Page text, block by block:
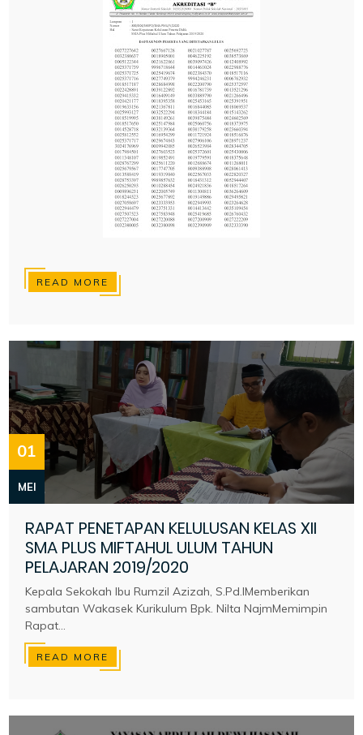
READ MORE
01
MEI
RAPAT PENETAPAN KELULUSAN KELAS XII
SMA PLUS MIFTAHUL ULUM TAHUN
PELAJARAN 2019/2020
Kepala Sekokah Ibu Rumzil Azizah, S.Pd.IMemberikan
sambutan Wakasek Kurikulum Bpk. Nilta NajmMemimpin
Rapat...
READ MORE